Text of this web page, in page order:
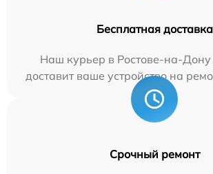
Бесплатная доставка
Наш курьер в Ростове-на-Дону
доставит ваше устройство на
Срочный ремонт